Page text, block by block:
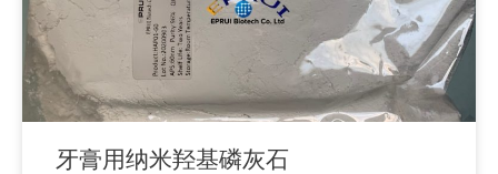
牙膏用纳米羟基磷灰石